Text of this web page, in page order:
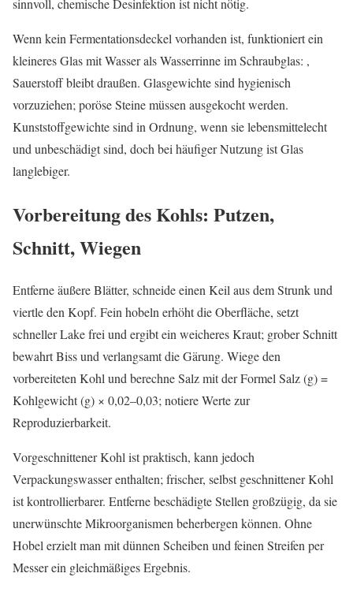
Wenn kein Fermentationsdeckel vorhanden ist, funktioniert ein
kleineres Glas mit Wasser als Wasserrinne im Schraubglas: ,
Sauerstoff bleibt draußen. Glasgewichte sind hygienisch
vorzuziehen; poröse Steine müssen ausgekocht werden.
Kunststoffgewichte sind in Ordnung, wenn sie lebensmittelecht
und unbeschädigt sind, doch bei häufiger Nutzung ist Glas
langlebiger.
Vorbereitung des Kohls: Putzen,
Schnitt, Wiegen
Entferne äußere Blätter, schneide einen Keil aus dem Strunk und
viertle den Kopf. Fein hobeln erhöht die Oberfläche, setzt
schneller Lake frei und ergibt ein weicheres Kraut; grober Schnitt
bewahrt Biss und verlangsamt die Gärung. Wiege den
vorbereiteten Kohl und berechne Salz mit der Formel Salz (g) =
Kohlgewicht (g) × 0,02–0,03; notiere Werte zur
Reproduzierbarkeit.
Vorgeschnittener Kohl ist praktisch, kann jedoch
Verpackungswasser enthalten; frischer, selbst geschnittener Kohl
ist kontrollierbarer. Entferne beschädigte Stellen großzügig, da sie
unerwünschte Mikroorganismen beherbergen können. Ohne
Hobel erzielt man mit dünnen Scheiben und feinen Streifen per
Messer ein gleichmäßiges Ergebnis.